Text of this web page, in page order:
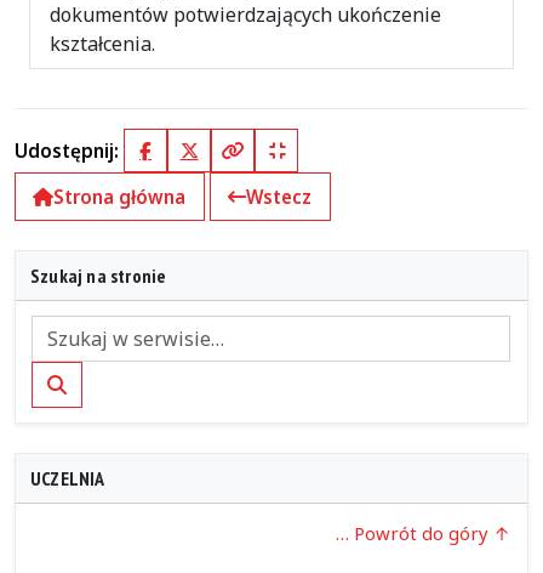
dokumentów potwierdzających ukończenie
kształcenia.
Udostępnij: FacebookX (Twitter)
Kopiuj pełny link
Kopiuj krótki link
Strona główna
Wstecz
Szukaj na stronie
Szukaj
UCZELNIA
… Powrót do góry